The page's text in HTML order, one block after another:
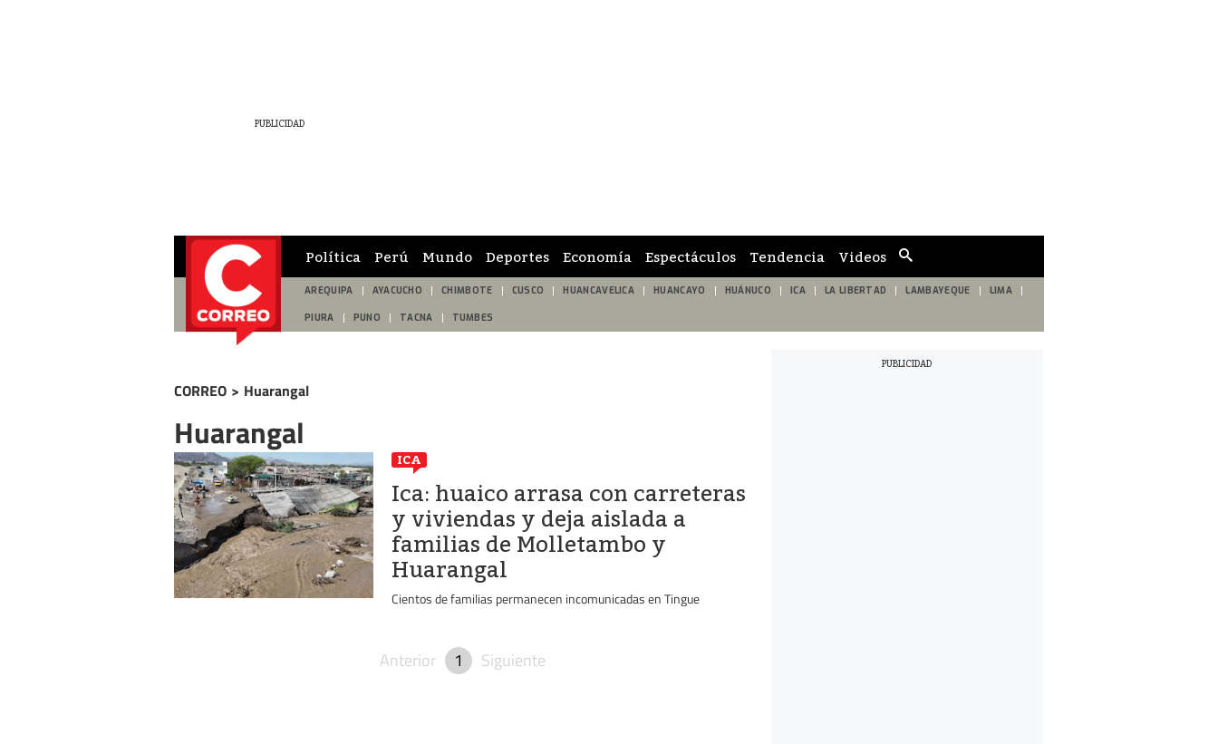
de
búsqueda
Política Perú Mundo Deportes Economía Espectáculos Tendencia Videos
AREQUIPA AYACUCHO CHIMBOTE CUSCO HUANCAVELICA HUANCAYO HUÁNUCO ICA LA LIBERTAD LAMBAYEQUE LIMA
PIURA PUNO TACNA TUMBES
CORREO > Huarangal
Huarangal
ICA
Ica: huaico arrasa con carreteras
y viviendas y deja aislada a
familias de Molletambo y
Huarangal
Cientos de familias permanecen incomunicadas en Tingue
Anterior 1 Siguiente